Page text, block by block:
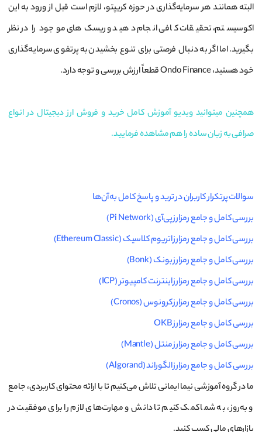
البته همانند هر سرمایه‌گذاری در حوزه کریپتو، لازم است قبل از ورود به این
اکوسیستم، تحقیقات کافی انجام دهید و ریسک‌های موجود را در نظر
بگیرید. اما اگر به دنبال فرصتی برای تنوع بخشیدن به پرتفوی سرمایه‌گذاری
خود هستید، Ondo Finance قطعاً ارزش بررسی و توجه دارد.
همچنین میتوانید ویدیو آموزش کامل خرید و فروش ارز دیجیتال در انواع
صرافی به زبان ساده را هم مشاهده فرمایید.
سوالات پرتکرار کاربران در ترید و پاسخ کامل به آن‌ها
بررسی کامل و جامع رمزارز پی‌آی (Pi Network)
بررسی کامل و جامع رمزارز اتریوم کلاسیک (Ethereum Classic)
بررسی کامل و جامع رمزارز بونک (Bonk)
بررسی کامل و جامع رمزارز اینترنت کامپیوتر (ICP)
بررسی کامل و جامع رمزارز کرونوس (Cronos)
بررسی کامل و جامع رمزارز OKB
بررسی کامل و جامع رمزارز منتل (Mantle)
بررسی کامل و جامع رمزارز الگوراند (Algorand)
ما در گروه آموزشی نیما ایمانی تلاش می‌کنیم تا با ارائه محتوای کاربردی، جامع
و به‌روز، به شما کمک کنیم تا دانش و مهارت‌های لازم را برای موفقیت در